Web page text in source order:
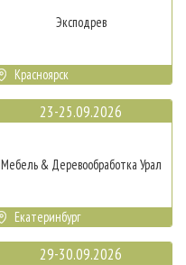
Эксподрев
Красноярск
23-25.09.2026
Мебель & Деревообработка Урал
Екатеринбург
29-30.09.2026